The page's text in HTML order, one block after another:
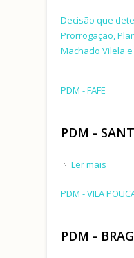
Decisão que
Prorrogação,
Machado Vilela
PDM - FAFE
PDM -
Ler mais
PDM - VILA
PDM -